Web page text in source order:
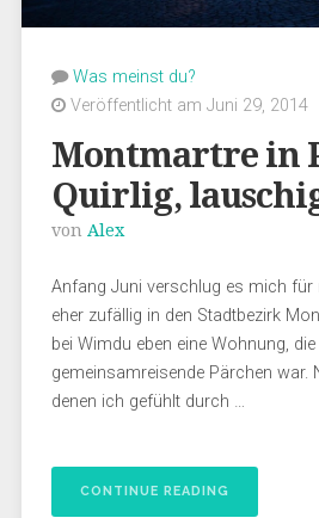
Was meinst du?
Veröffentlicht am Juni 29, 2014
Montmartre in
Quirlig,
von Alex
Anfang Juni verschlug es mich für
eher zufällig in den Stadtbezirk
bei Wimdu eben eine Wohnung,
gemeinsamreisende Pärchen war.
denen ich gefühlt durch …
CONTINUE READING